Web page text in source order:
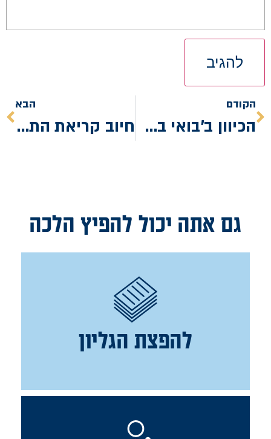
הקודם
הכיוון ב'בואי בשלום'
הבא
חיוב קריאת התורה
גם אתה יכול להפיץ הלכה
להפצת הגליון